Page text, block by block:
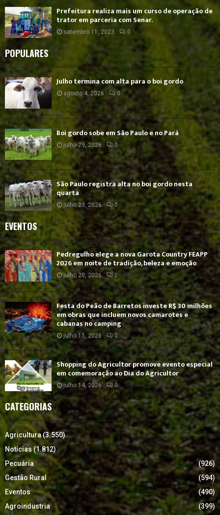
Prefeitura realiza mais um curso de operação de
trator em parceria com Senar.
setembro 11, 2023 0
POPULARES
Julho termina com alta para o boi gordo
agosto 4, 2026 0
Boi gordo sobe em São Paulo e no Pará
julho 29, 2026 0
São Paulo registra alta no boi gordo nesta
quarta
julho 23, 2026 0
EVENTOS
Pedregulho elege a nova Garota Country FEAPP
2026 em noite de tradição, beleza e emoção
julho 20, 2026 0
Festa do Peão de Barretos investe R$ 30 milhões
em obras que incluem novos camarotes e
cabanas no camping
julho 15, 2026 0
Shopping do Agricultor promove evento especial
em comemoração ao Dia do Agricultor
julho 14, 2026 0
CATEGORIAS
Agricultura(3.550)
Notícias (1.812)
Pecuária
(926)
Gestão Rural
(594)
Eventos
(490)
Agroindustria
(399)